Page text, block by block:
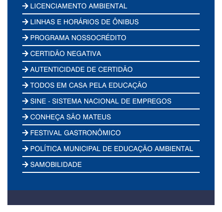
LICENCIAMENTO AMBIENTAL
LINHAS E HORÁRIOS DE ÔNIBUS
PROGRAMA NOSSOCRÉDITO
CERTIDÃO NEGATIVA
AUTENTICIDADE DE CERTIDÃO
TODOS EM CASA PELA EDUCAÇÃO
SINE - SISTEMA NACIONAL DE EMPREGOS
CONHEÇA SÃO MATEUS
FESTIVAL GASTRONÔMICO
POLÍTICA MUNICIPAL DE EDUCAÇÃO AMBIENTAL
SAMOBILIDADE